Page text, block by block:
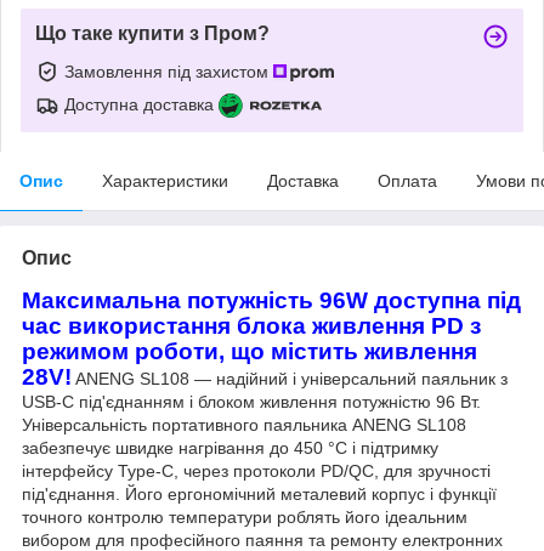
Що таке купити з Пром?
Замовлення під захистом
Доступна доставка
Опис Характеристики Доставка Оплата Умови
Опис
Максимальна потужність 96W доступна під
час використання блока живлення PD з
режимом роботи, що містить живлення
28V! ANENG SL108 — надійний і універсальний паяльник з
USB-C під'єднанням і блоком живлення потужністю 96 Вт.
Універсальність портативного паяльника ANENG SL108
забезпечує швидке нагрівання до 450 °C і підтримку
інтерфейсу Type-C, через протоколи PD/QC, для зручності
під'єднання. Його ергономічний металевий корпус і функції
точного контролю температури роблять його ідеальним
вибором для професійного паяння та ремонту електронних